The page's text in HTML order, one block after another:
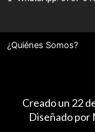
¿Quiénes Somos?
Creado un 22
Diseñado por